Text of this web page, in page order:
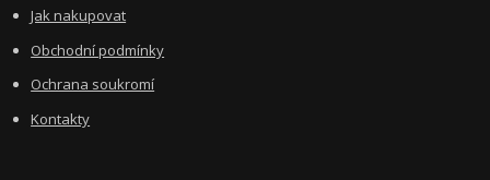
Jak nakupovat
Obchodní podmínky
Ochrana soukromí
Kontakty